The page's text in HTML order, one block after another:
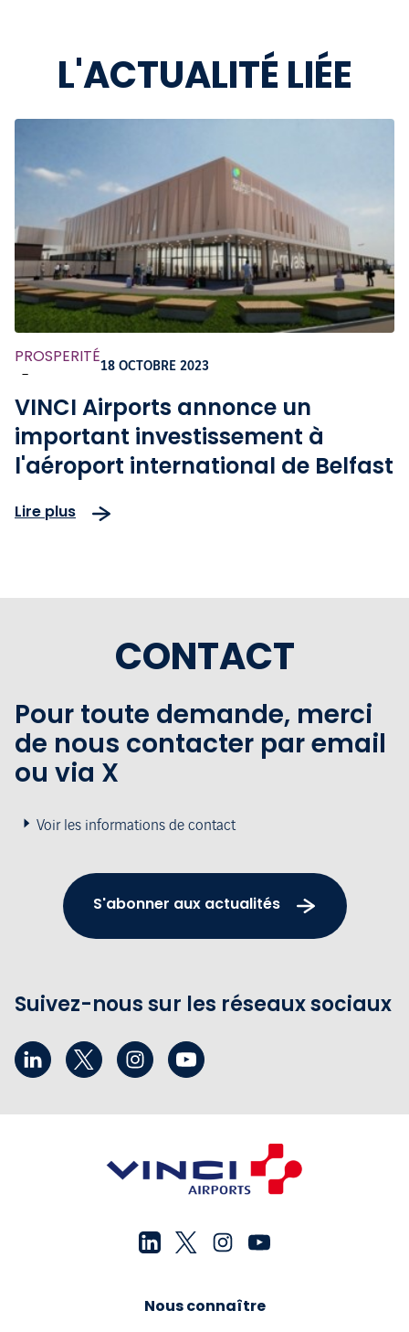
L'ACTUALITÉ LIÉE
PROSPERITÉ
-
18 OCTOBRE 2023
VINCI Airports annonce un
important investissement à
l'aéroport international de Belfast
Lire plus
CONTACT
Pour toute demande, merci
de nous contacter par email
ou via X
Voir les informations de contact
S'abonner aux actualités
Suivez-nous sur les réseaux sociaux
Nous connaître